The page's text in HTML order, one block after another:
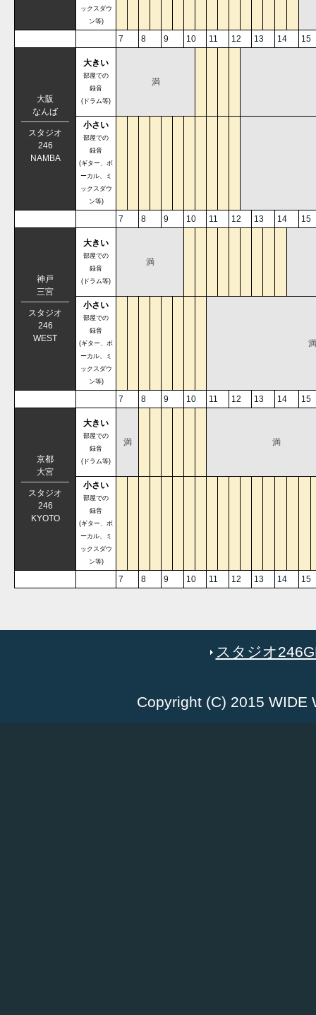
ックスダウ
ン等)
7 8 9 10 11 12 13 14 15
大阪
なんば
スタジオ
246
NAMBA
大きい
部屋での
録音
(ドラム等)
満
小さい
部屋での
録音
(ギター、ボ
ーカル、ミ
ックスダウ
ン等)
7 8 9 10 11 12 13 14 15
神戸
三宮
スタジオ
246
WEST
大きい
部屋での
録音
(ドラム等)
満
小さい
部屋での
録音
(ギター、ボ
ーカル、ミ
ックスダウ
ン等)
満
7 8 9 10 11 12 13 14 15
京都
大宮
スタジオ
246
KYOTO
大きい
部屋での
録音
(ドラム等)
満 満
小さい
部屋での
録音
(ギター、ボ
ーカル、ミ
ックスダウ
ン等)
7 8 9 10 11 12 13 14 15
スタジオ
Copyright (C) 2015 WIDE